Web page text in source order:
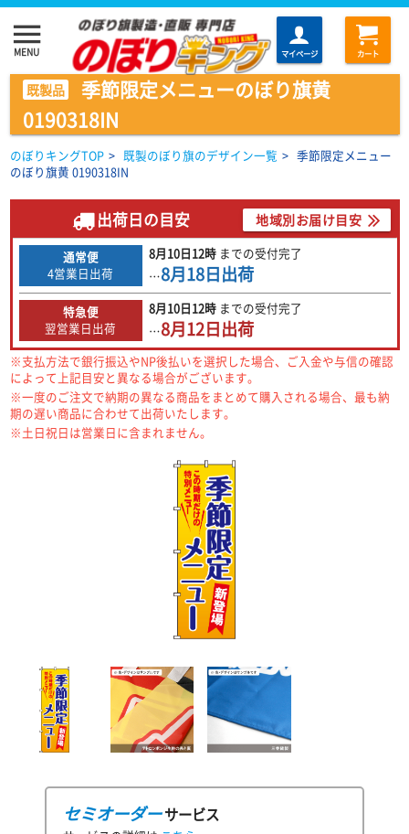
menu
MENU マイページ カート
既製品
季節限定メニューのぼり旗黄
0190318IN
のぼりキングTOP > 既製のぼり旗のデザイン一覧 > 季節限定メニュー
のぼり旗黄 0190318IN
出荷日の目安 地域別お届け目安
通常便
4営業日出荷
8月10日12時 までの受付完了
…8月18日出荷
特急便
翌営業日出荷
8月10日12時 までの受付完了
…8月12日出荷
※支払方法で銀行振込やNP後払いを選択した場合、ご入金や与信の確認
によって上記目安と異なる場合がございます。
※一度のご注文で納期の異なる商品をまとめて購入される場合、最も納
期の遅い商品に合わせて出荷いたします。
※土日祝日は営業日に含まれません。
セミオーダーサービス